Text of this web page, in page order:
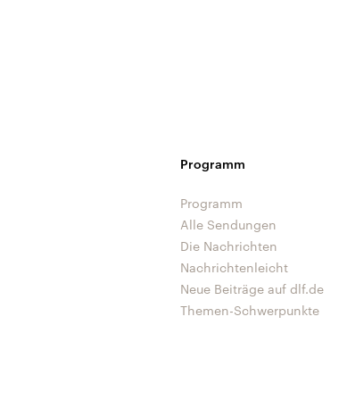
Programm
Programm
Alle Sendungen
Die Nachrichten
Nachrichtenleicht
Neue Beiträge auf dlf.de
Themen-Schwerpunkte